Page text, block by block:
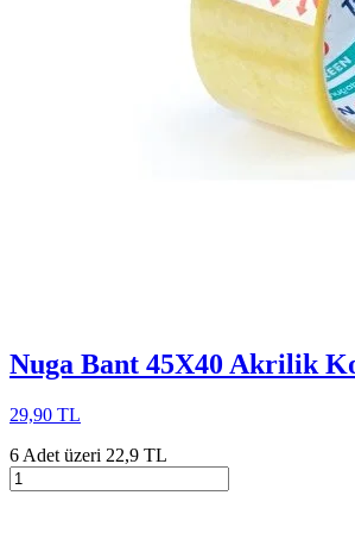
Nuga Bant 45X40 Akrilik
29,90 TL
6 Adet üzeri 22,9 TL